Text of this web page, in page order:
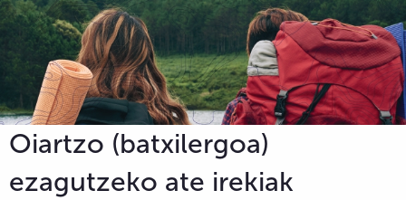
Oiartzo (batxilergoa)
ezagutzeko ate irekiak